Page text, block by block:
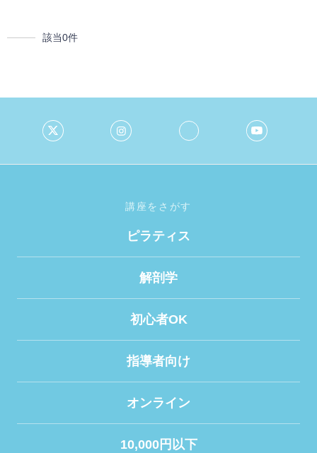
該当0件
講座をさがす
ピラティス
解剖学
初心者OK
指導者向け
オンライン
10,000円以下